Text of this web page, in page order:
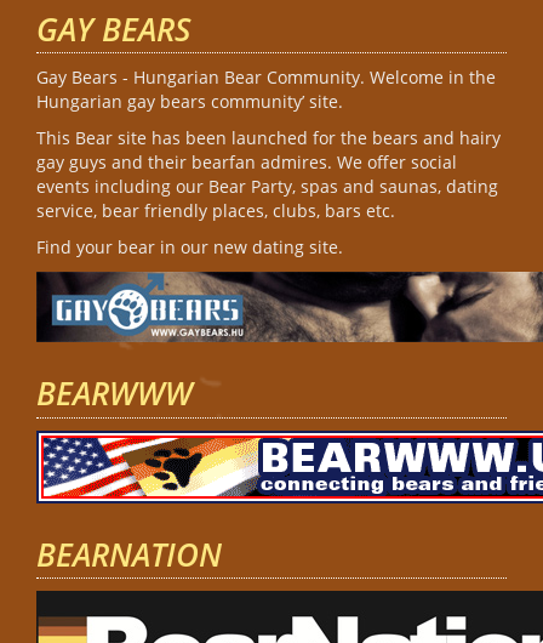
GAY BEARS
Gay Bears - Hungarian Bear Community. Welcome in the
Hungarian gay bears community’ site.
This Bear site has been launched for the bears and hairy
gay guys and their bearfan admires. We offer social
events including our Bear Party, spas and saunas, dating
service, bear friendly places, clubs, bars etc.
Find your bear in our new dating site.
BEARWWW
BEARNATION